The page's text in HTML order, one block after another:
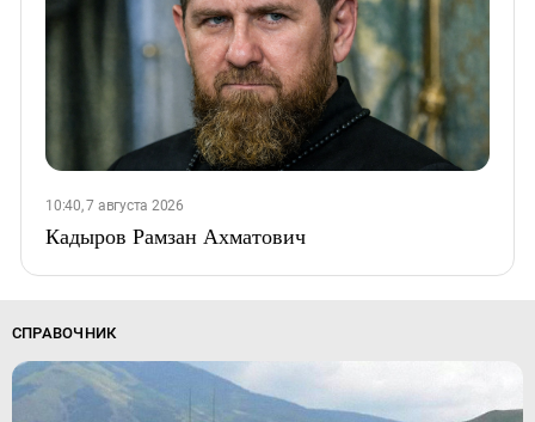
10:40, 7 августа 2026
Кадыров Рамзан Ахматович
СПРАВОЧНИК